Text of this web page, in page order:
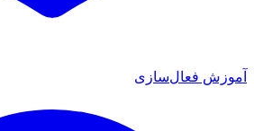
آموزش فعال‌سازی